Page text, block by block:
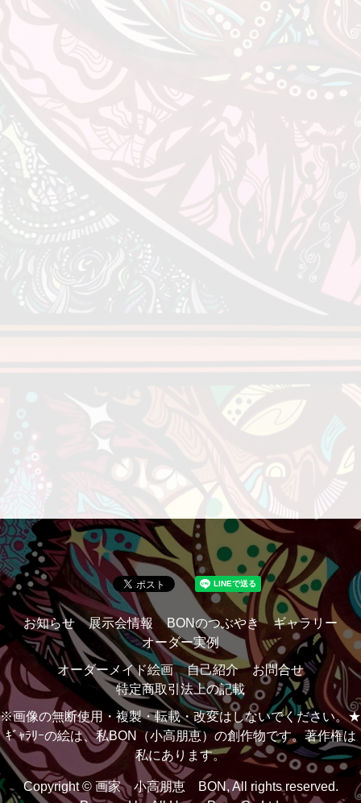
お知らせ 展示会情報 BONのつぶやき
ギャラリー
オーダー実例
オーダーメイド絵画
自己紹介
お問合せ
特定商取引法上の記載
※画像の無断使用・複製・転載・改変はしないでください。★
ｷﾞｬﾗﾘｰの絵は、私BON（小高朋恵）の創作物です。著作権は
私にあります。
Copyright © 画家 小高朋恵 BON, All rights reserved.